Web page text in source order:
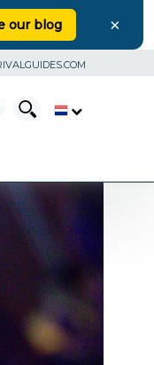
our blog ×